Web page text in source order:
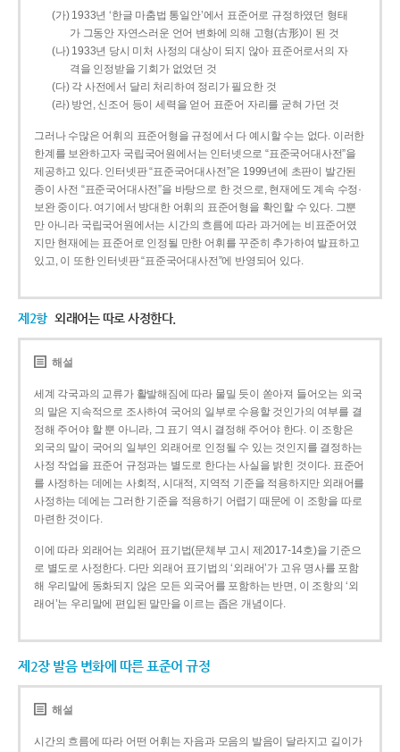
(가) 1933년 ‘한글 마춤법 통일안’에서 표준어로 규정하였던 형태
가 그동안 자연스러운 언어 변화에 의해 고형(古形)이 된 것
(나) 1933년 당시 미처 사정의 대상이 되지 않아 표준어로서의 자
격을 인정받을 기회가 없었던 것
(다) 각 사전에서 달리 처리하여 정리가 필요한 것
(라) 방언, 신조어 등이 세력을 얻어 표준어 자리를 굳혀 가던 것
그러나 수많은 어휘의 표준어형을 규정에서 다 예시할 수는 없다. 이러한
한계를 보완하고자 국립국어원에서는 인터넷으로 “표준국어대사전”을
제공하고 있다. 인터넷판 “표준국어대사전”은 1999년에 초판이 발간된
종이 사전 “표준국어대사전”을 바탕으로 한 것으로, 현재에도 계속 수정·
보완 중이다. 여기에서 방대한 어휘의 표준어형을 확인할 수 있다. 그뿐
만 아니라 국립국어원에서는 시간의 흐름에 따라 과거에는 비표준어였
지만 현재에는 표준어로 인정될 만한 어휘를 꾸준히 추가하여 발표하고
있고, 이 또한 인터넷판 “표준국어대사전”에 반영되어 있다.
제2항 외래어는 따로 사정한다.
해설
세계 각국과의 교류가 활발해짐에 따라 물밀 듯이 쏟아져 들어오는 외국
의 말은 지속적으로 조사하여 국어의 일부로 수용할 것인가의 여부를 결
정해 주어야 할 뿐 아니라, 그 표기 역시 결정해 주어야 한다. 이 조항은
외국의 말이 국어의 일부인 외래어로 인정될 수 있는 것인지를 결정하는
사정 작업을 표준어 규정과는 별도로 한다는 사실을 밝힌 것이다. 표준어
를 사정하는 데에는 사회적, 시대적, 지역적 기준을 적용하지만 외래어를
사정하는 데에는 그러한 기준을 적용하기 어렵기 때문에 이 조항을 따로
마련한 것이다.
이에 따라 외래어는 외래어 표기법(문체부 고시 제2017-14호)을 기준으
로 별도로 사정한다. 다만 외래어 표기법의 ‘외래어’가 고유 명사를 포함
해 우리말에 동화되지 않은 모든 외국어를 포함하는 반면, 이 조항의 ‘외
래어’는 우리말에 편입된 말만을 이르는 좁은 개념이다.
제2장 발음 변화에 따른 표준어 규정
해설
시간의 흐름에 따라 어떤 어휘는 자음과 모음의 발음이 달라지고 길이가